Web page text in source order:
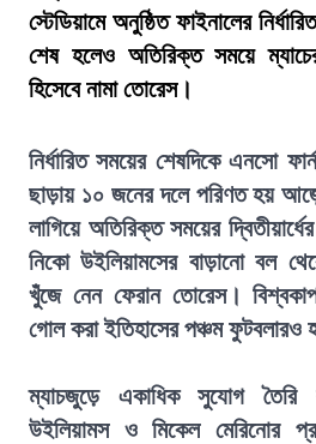
স্টেডিয়ামে অনুষ্ঠিত ফাইনালের
শেষ হলেও অতিরিক্ত সময়ে
হিসেবে নামা তোরেস।
নির্ধারিত সময়ের শেষদিকে এনসো
ছাড়ায় ১০ জনের দলে পরিণত হয়
লাগিয়ে অতিরিক্ত সময়ের
নিকো উইলিয়ামসের বাড়ানো বল
খুঁজে নেন ফেরান তোরেস।
গোল করা ইতিহাসের পঞ্চম ফুটবলারও
ম্যাচজুড়ে একাধিক সুযোগ তৈরি
উইলিয়ামস ও মিকেল মেরিনোর